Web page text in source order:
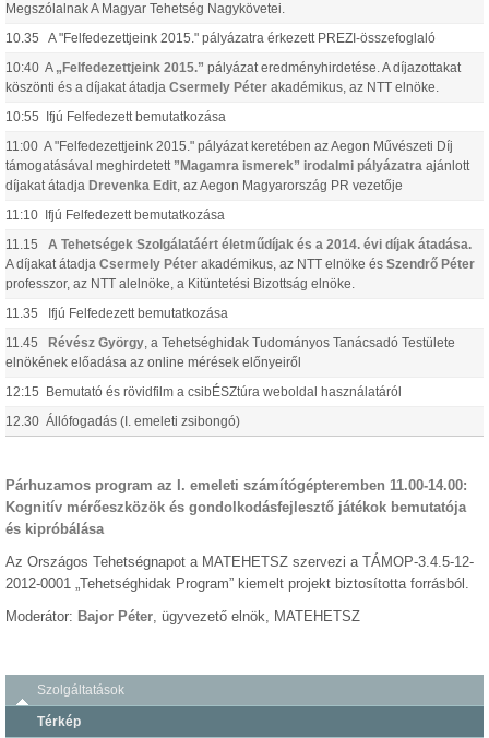
Megszólalnak A Magyar Tehetség Nagykövetei.
10.35 A "Felfedezettjeink 2015." pályázatra érkezett PREZI-összefoglaló
10:40 A „Felfedezettjeink 2015.” pályázat eredményhirdetése. A díjazottakat
köszönti és a díjakat átadja Csermely Péter akadémikus, az NTT elnöke.
10:55 Ifjú Felfedezett bemutatkozása
11:00 A "Felfedezettjeink 2015." pályázat keretében az Aegon Művészeti Díj
támogatásával meghirdetett ”Magamra ismerek” irodalmi pályázatra ajánlott
díjakat átadja Drevenka Edit , az Aegon Magyarország PR vezetője
11:10 Ifjú Felfedezett bemutatkozása
11.15 A Tehetségek Szolgálatáért életműdíjak és a 2014. évi díjak átadása.
A díjakat átadja Csermely Péter akadémikus, az NTT elnöke és Szendrő Péter
professzor, az NTT alelnöke, a Kitüntetési Bizottság elnöke.
11.35 Ifjú Felfedezett bemutatkozása
11.45 Révész György , a Tehetséghidak Tudományos Tanácsadó Testülete
elnökének előadása az online mérések előnyeiről
12:15 Bemutató és rövidfilm a csibÉSZtúra weboldal használatáról
12.30 Állófogadás (I. emeleti zsibongó)
Párhuzamos program az I. emeleti számítógépteremben 11.00-14.00:
Kognitív mérőeszközök és gondolkodásfejlesztő játékok bemutatója
és kipróbálása
Az Országos Tehetségnapot a MATEHETSZ szervezi a TÁMOP-3.4.5-12-
2012-0001 „Tehetséghidak Program” kiemelt projekt biztosította forrásból.
Moderátor: Bajor Péter , ügyvezető elnök, MATEHETSZ
Szolgáltatások
Térkép